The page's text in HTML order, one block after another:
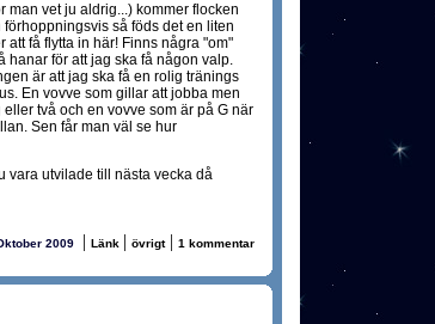
man vet ju aldrig...) kommer flocken
så föds det en liten
få flytta in här! Finns några "om"
hanar för att jag ska få någon valp.
är att jag ska få en rolig tränings
En vovve som gillar att jobba men
två och en vovve som är på G när
Sen får man väl se hur
vara utvilade till nästa vecka då
2009 | Länk | övrigt| 1 kommentar